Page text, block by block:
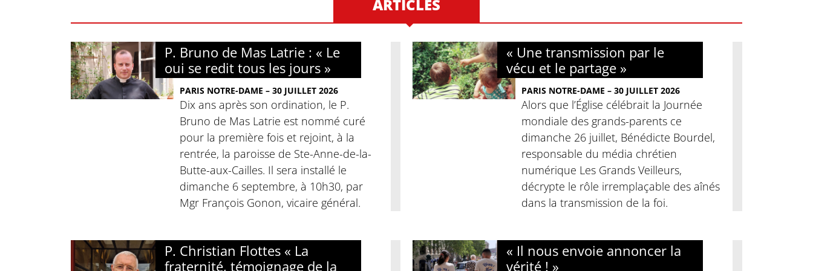
ARTICLES
P. Bruno de Mas Latrie : « Le
oui se redit tous les jours »
PARIS NOTRE-DAME – 30 JUILLET 2026
Dix ans après son ordination, le P.
Bruno de Mas Latrie est nommé curé
pour la première fois et rejoint, à la
rentrée, la paroisse de Ste-Anne-de-la-
Butte-aux-Cailles. Il sera installé le
dimanche 6 septembre, à 10h30, par
Mgr François Gonon, vicaire général.
« Une transmission par le
vécu et le partage »
PARIS NOTRE-DAME – 30 JUILLET 2026
Alors que l’Église célébrait la Journée
mondiale des grands-parents ce
dimanche 26 juillet, Bénédicte Bourdel,
responsable du média chrétien
numérique Les Grands Veilleurs,
décrypte le rôle irremplaçable des aînés
dans la transmission de la foi.
P. Christian Flottes « La
fraternité, témoignage de la
« Il nous envoie annoncer la
vérité ! »